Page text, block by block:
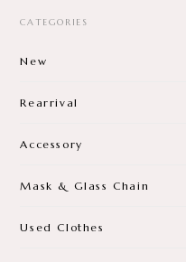
CATEGORIES
New
Rearrival
Accessory
Mask & Glass Chain
Used Clothes